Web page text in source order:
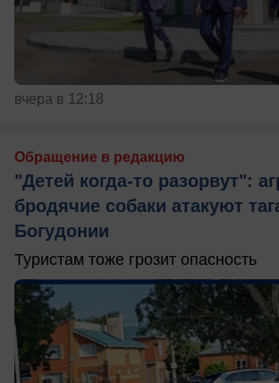
вчера в 12:18
Обращение в редакцию
"Детей когда-то разорвут":
бродячие собаки атакуют
Богудонии
Туристам тоже грозит опасность